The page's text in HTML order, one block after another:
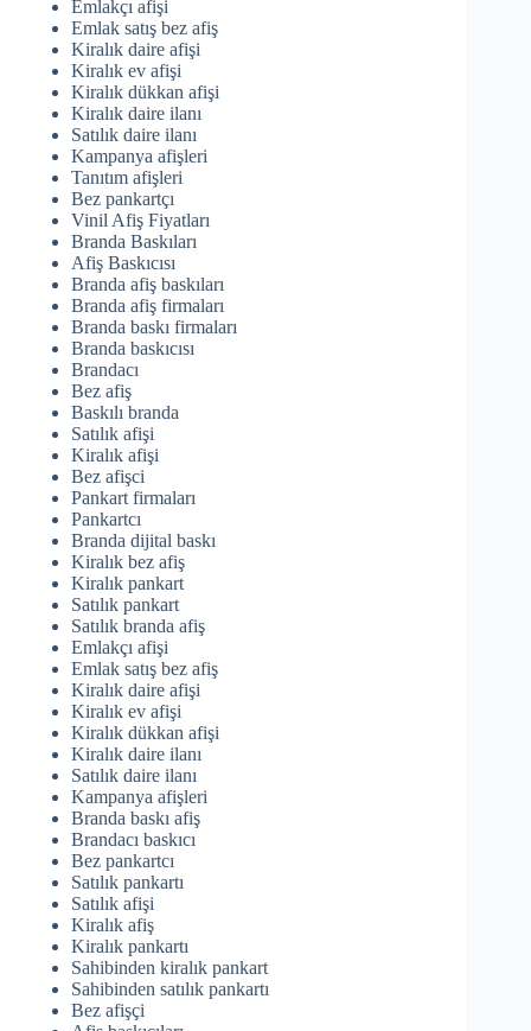
Emlakçı afişi
Emlak satış bez afiş
Kiralık daire afişi
Kiralık ev afişi
Kiralık dükkan afişi
Kiralık daire ilanı
Satılık daire ilanı
Kampanya afişleri
Tanıtım afişleri
Bez pankartçı
Vinil Afiş Fiyatları
Branda Baskıları
Afiş Baskıcısı
Branda afiş baskıları
Branda afiş firmaları
Branda baskı firmaları
Branda baskıcısı
Brandacı
Bez afiş
Baskılı branda
Satılık afişi
Kiralık afişi
Bez afişci
Pankart firmaları
Pankartcı
Branda dijital baskı
Kiralık bez afiş
Kiralık pankart
Satılık pankart
Satılık branda afiş
Emlakçı afişi
Emlak satış bez afiş
Kiralık daire afişi
Kiralık ev afişi
Kiralık dükkan afişi
Kiralık daire ilanı
Satılık daire ilanı
Kampanya afişleri
Branda baskı afiş
Brandacı baskıcı
Bez pankartcı
Satılık pankartı
Satılık afişi
Kiralık afiş
Kiralık pankartı
Sahibinden kiralık pankart
Sahibinden satılık pankartı
Bez afişçi